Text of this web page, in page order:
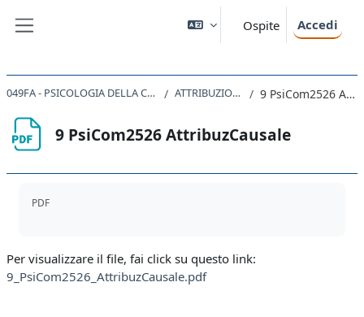
Ospite Accedi
049FA - PSICOLOGIA DELLA COMUNICAZIONE 2025 ATTRIBUZIONE CAUSALE 9 PsiCom2526 AttribuzCausale
9 PsiCom2526 AttribuzCausale
PDF
Per visualizzare il file, fai click su questo link:
9_PsiCom2526_AttribuzCausale.pdf